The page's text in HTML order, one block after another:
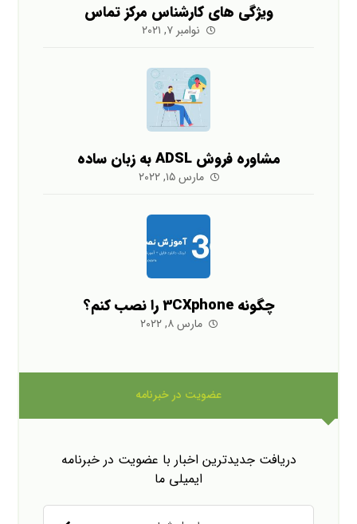
ویژگی های کارشناس مرکز تماس
نوامبر ۷, ۲۰۲۱
مشاوره فروش ADSL به زبان ساده
مارس ۱۵, ۲۰۲۲
چگونه 3CXphone را نصب کنم؟
مارس ۸, ۲۰۲۲
عضویت در خبرنامه
دریافت جدیدترین اخبار با عضویت در خبرنامه
ایمیلی ما